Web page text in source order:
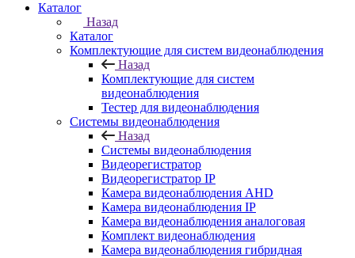
Каталог
Назад
Каталог
Комплектующие для систем видеонаблюдения
Назад
Комплектующие для систем
видеонаблюдения
Тестер для видеонаблюдения
Системы видеонаблюдения
Назад
Системы видеонаблюдения
Видеорегистратор
Видеорегистратор IP
Камера видеонаблюдения AHD
Камера видеонаблюдения IP
Камера видеонаблюдения аналоговая
Комплект видеонаблюдения
Камера видеонаблюдения гибридная